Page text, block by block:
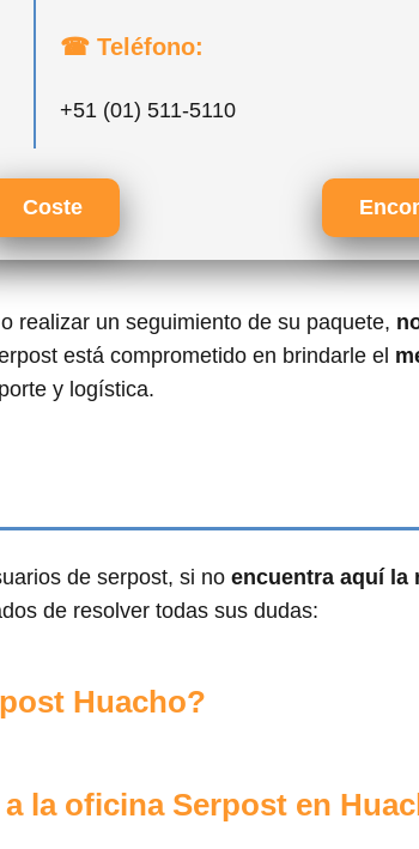
☎ Teléfono:
+51 (01) 511-5110
Coste
realizar un seguimiento de su paquete,
está comprometido en brindarle el
y logística.
de serpost, si no encuentra aquí la
de resolver todas sus dudas:
Huacho?
la oficina Serpost en